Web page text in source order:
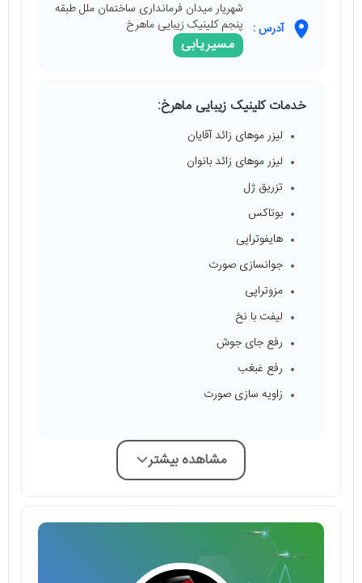
آدرس :
شهریار میدان فرمانداری ساختمان ملل طبقه
پنجم کلینیک زیبایی ماهرخ
مسیریابی
خدمات کلینیک زیبایی ماهرخ:
لیزر موهای زائد آقایان
لیزر موهای زائد بانوان
تزریق ژل
بوتاکس
هایفوتراپی
جوانسازی صورت
مزوتراپی
لیفت با نخ
رفع جای جوش
رفع غبغب
زاویه سازی صورت
مشاهده بیشتر